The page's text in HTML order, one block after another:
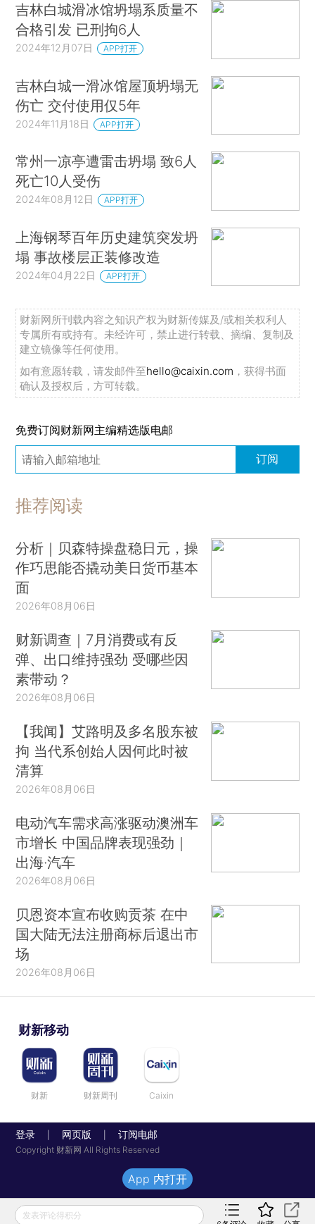
吉林白城滑冰馆坍塌系质量不
合格引发 已刑拘6人
2024年12月07日 APP打开
吉林白城一滑冰馆屋顶坍塌无
伤亡 交付使用仅5年
2024年11月18日 APP打开
常州一凉亭遭雷击坍塌 致6人
死亡10人受伤
2024年08月12日 APP打开
上海钢琴百年历史建筑突发坍
塌 事故楼层正装修改造
2024年04月22日 APP打开
财新网所刊载内容之知识产权为财新传媒及/或相关权利人
专属所有或持有。未经许可，禁止进行转载、摘编、复制及
建立镜像等任何使用。
如有意愿转载，请发邮件至hello@caixin.com ，获得书面
确认及授权后，方可转载。
免费订阅财新网主编精选版电邮
订阅
推荐阅读
分析｜贝森特操盘稳日元，操
作巧思能否撬动美日货币基本
面
2026年08月06日
财新调查｜7月消费或有反
弹、出口维持强劲 受哪些因
素带动？
2026年08月06日
【我闻】艾路明及多名股东被
拘 当代系创始人因何此时被
清算
2026年08月06日
电动汽车需求高涨驱动澳洲车
市增长 中国品牌表现强劲｜
出海·汽车
2026年08月06日
贝恩资本宣布收购贡茶 在中
国大陆无法注册商标后退出市
场
2026年08月06日
财新移动
财新 财新周刊 Caixin
登录 网页版 订阅电邮
Copyright 财新网 All Rights Reserved
发表评论得积分
App 内打开